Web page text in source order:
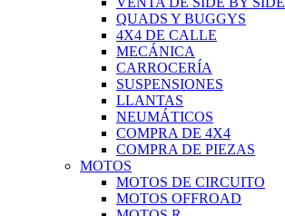
QUADS Y BUGGYS
4X4 DE CALLE
MECÁNICA
CARROCERÍA
SUSPENSIONES
LLANTAS
NEUMÁTICOS
COMPRA DE 4X4
COMPRA DE PIEZAS
MOTOS
MOTOS DE CIRCUITO
MOTOS OFFROAD